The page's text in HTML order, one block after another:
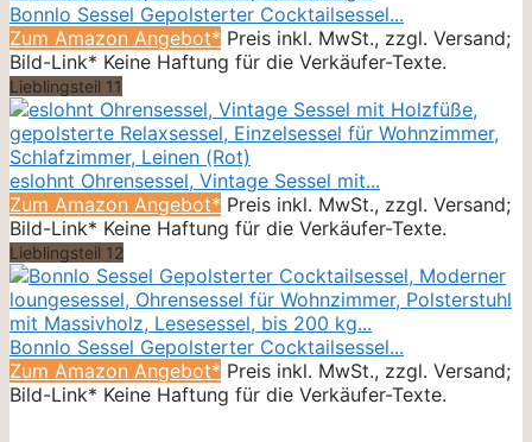
Bonnlo Sessel Gepolsterter Cocktailsessel...
Zum Amazon Angebot* Preis inkl. MwSt., zzgl. Versand;
Bild-Link* Keine Haftung für die Verkäufer-Texte.
Lieblingsteil 11
eslohnt Ohrensessel, Vintage Sessel mit...
Zum Amazon Angebot* Preis inkl. MwSt., zzgl. Versand;
Bild-Link* Keine Haftung für die Verkäufer-Texte.
Lieblingsteil 12
Bonnlo Sessel Gepolsterter Cocktailsessel...
Zum Amazon Angebot* Preis inkl. MwSt., zzgl. Versand;
Bild-Link* Keine Haftung für die Verkäufer-Texte.